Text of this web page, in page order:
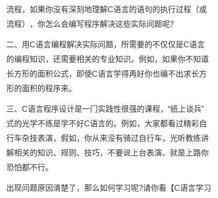
流程，如果你没有深刻地理解C语言的语句的执行过程（或
流程），你怎么会编写程序解决这些实际问题呢？
二、用C语言编程解决实际问题，所需要的不仅仅是C语言
的编程知识，还需要相关的专业知识。例如，如果你不知道
长方形的面积公式，即使C语言学得再好你也编不出求长方
形的面积的程序来。
三、C语言程序设计是一门实践性很强的课程，“纸上谈兵”
式的光学不练是学不好C语言的。例如，大家都看过精彩自
行车杂技表演，假如，你从来没有骑过自行车，光听教练讲
解相关的知识、规则、技巧，不要说上台表演、就是上路你
恐怕都不行。
出现问题原因清楚了，那么如何学习呢?请你看【C语言学习